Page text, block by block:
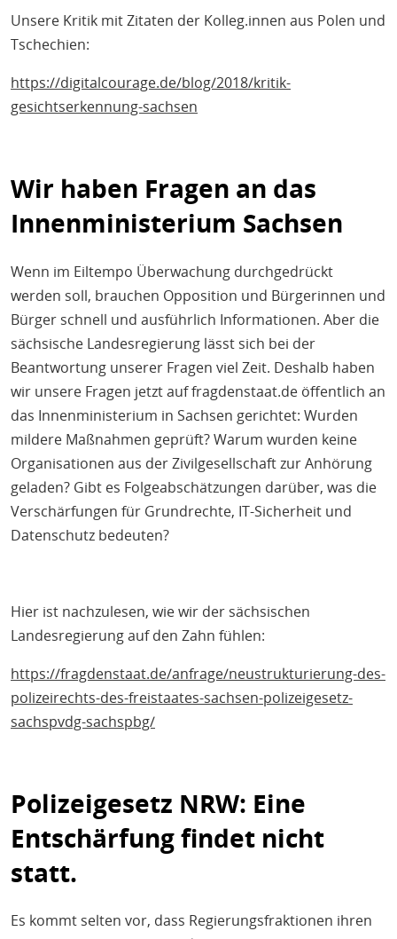
Unsere Kritik mit Zitaten der Kolleg.innen aus Polen und
Tschechien:
https://digitalcourage.de/blog/2018/kritik-
gesichtserkennung-sachsen
Wir haben Fragen an das
Innenministerium Sachsen
Wenn im Eiltempo Überwachung durchgedrückt
werden soll, brauchen Opposition und Bürgerinnen und
Bürger schnell und ausführlich Informationen. Aber die
sächsische Landesregierung lässt sich bei der
Beantwortung unserer Fragen viel Zeit. Deshalb haben
wir unsere Fragen jetztauf fragdenstaat.de öffentlich an
das Innenministerium in Sachsen gerichtet: Wurden
mildere Maßnahmen geprüft? Warum wurden keine
Organisationen aus der Zivilgesellschaftzur Anhörung
geladen? Gibt es Folgeabschätzungen darüber, was die
Verschärfungen für Grundrechte, IT-Sicherheit und
Datenschutz bedeuten?
Hier ist nachzulesen, wie wir der sächsischen
Landesregierung auf den Zahn fühlen:
https://fragdenstaat.de/anfrage/neustrukturierung-des-
polizeirechts-des-freistaates-sachsen-polizeigesetz-
sachspvdg-sachspbg/
Polizeigesetz NRW: Eine
Entschärfung findet nicht
statt.
Es kommt selten vor, dass Regierungsfraktionen ihren